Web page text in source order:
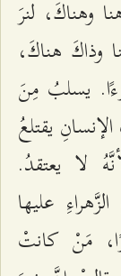
وهناكَ، لنرَ
وذاكَ هناكَ،
یسلبُ مِنَ
یقتلعُ
لا یعتقدُ.
عليها
مَنْ كانتْ